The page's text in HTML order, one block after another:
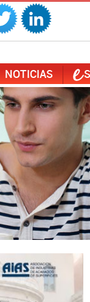
NOTICIAS